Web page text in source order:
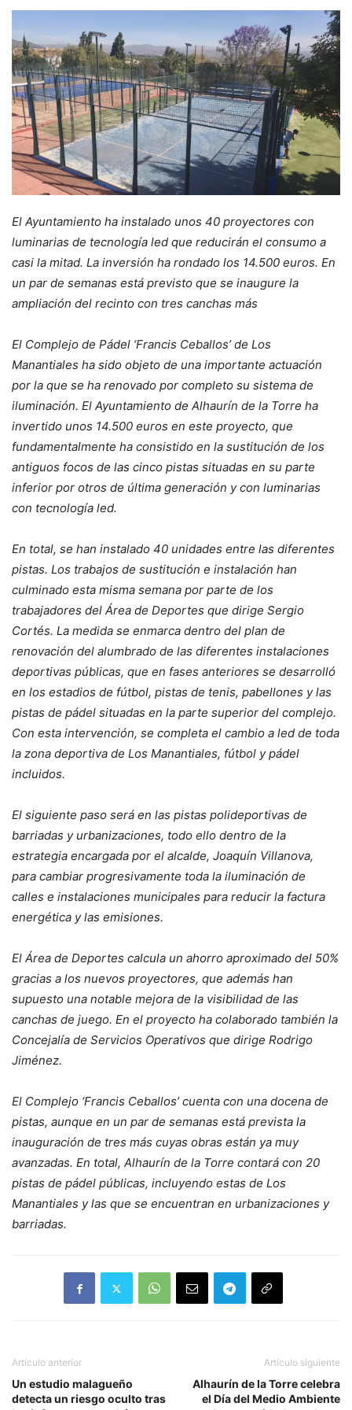
El Ayuntamiento ha instalado unos 40 proyectores con
luminarias de tecnología led que reducirán el consumo a
casi la mitad. La inversión ha rondado los 14.500 euros. En
un par de semanas está previsto que se inaugure la
ampliación del recinto con tres canchas más
El Complejo de Pádel ‘Francis Ceballos’ de Los
Manantiales ha sido objeto de una importante actuación
por la que se ha renovado por completo su sistema de
iluminación. El Ayuntamiento de Alhaurín de la Torre ha
invertido unos 14.500 euros en este proyecto, que
fundamentalmente ha consistido en la sustitución de los
antiguos focos de las cinco pistas situadas en su parte
inferior por otros de última generación y con luminarias
con tecnología led.
En total, se han instalado 40 unidades entre las diferentes
pistas. Los trabajos de sustitución e instalación han
culminado esta misma semana por parte de los
trabajadores del Área de Deportes que dirige Sergio
Cortés. La medida se enmarca dentro del plan de
renovación del alumbrado de las diferentes instalaciones
deportivas públicas, que en fases anteriores se desarrolló
en los estadios de fútbol, pistas de tenis, pabellones y las
pistas de pádel situadas en la parte superior del complejo.
Con esta intervención, se completa el cambio a led de toda
la zona deportiva de Los Manantiales, fútbol y pádel
incluidos.
El siguiente paso será en las pistas polideportivas de
barriadas y urbanizaciones, todo ello dentro de la
estrategia encargada por el alcalde, Joaquín Villanova,
para cambiar progresivamente toda la iluminación de
calles e instalaciones municipales para reducir la factura
energética y las emisiones.
El Área de Deportes calcula un ahorro aproximado del 50%
gracias a los nuevos proyectores, que además han
supuesto una notable mejora de la visibilidad de las
canchas de juego. En el proyecto ha colaborado también la
Concejalía de Servicios Operativos que dirige Rodrigo
Jiménez.
El Complejo ‘Francis Ceballos’ cuenta con una docena de
pistas, aunque en un par de semanas está prevista la
inauguración de tres más cuyas obras están ya muy
avanzadas. En total, Alhaurín de la Torre contará con 20
pistas de pádel públicas, incluyendo estas de Los
Manantiales y las que se encuentran en urbanizaciones y
barriadas.
Artículo anterior
Un estudio malagueño
detecta un riesgo oculto tras
Artículo siguiente
Alhaurín de la Torre celebra
el Día del Medio Ambiente